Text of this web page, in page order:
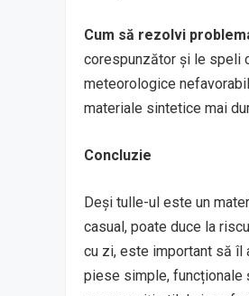
Cum să rezolvi
corespunzător și le speli
meteorologice
materiale sintetice mai
Concluzie
Deși tulle-ul este un
casual, poate duce la
cu zi, este important să îl
piese simple, funcționale